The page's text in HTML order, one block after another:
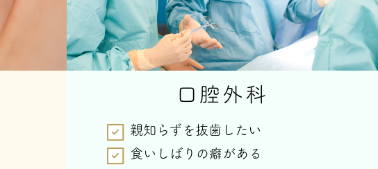
口腔外科
親知らずを抜歯したい
食いしばりの癖がある